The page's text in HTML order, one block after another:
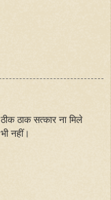
ठाक सत्कार ना मिले
नहीं।